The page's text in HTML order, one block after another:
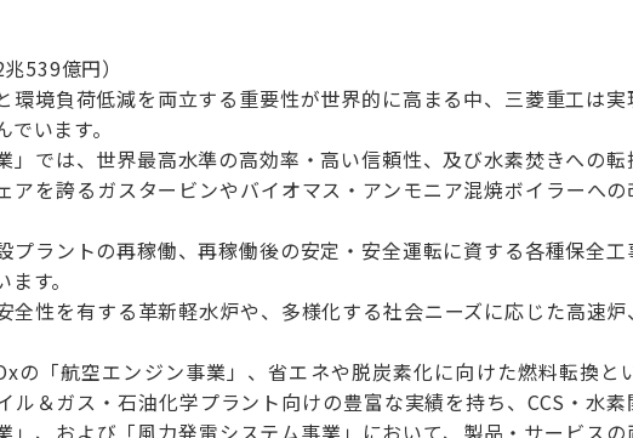
539億円）
環境負荷低減を両立する重要性が世界的に高まる中、三菱重工は
います。
」では、世界最高水準の高効率・高い信頼性、及び水素焚きへの
アを誇るガスタービンやバイオマス・アンモニア混焼ボイラーへ
プラントの再稼働、再稼働後の安定・安全運転に資する各種保全
す。
全性を有する革新軽水炉や、多様化する社会ニーズに応じた高速
の「航空エンジン事業」、省エネや脱炭素化に向けた燃料転換と
ル＆ガス・石油化学プラント向けの豊富な実績を持ち、CCS・水
」、および「風力発電システム事業」において、製品・サービス